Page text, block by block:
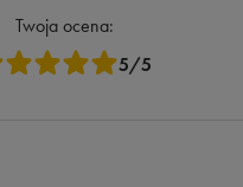
Twoja ocena:
5/5